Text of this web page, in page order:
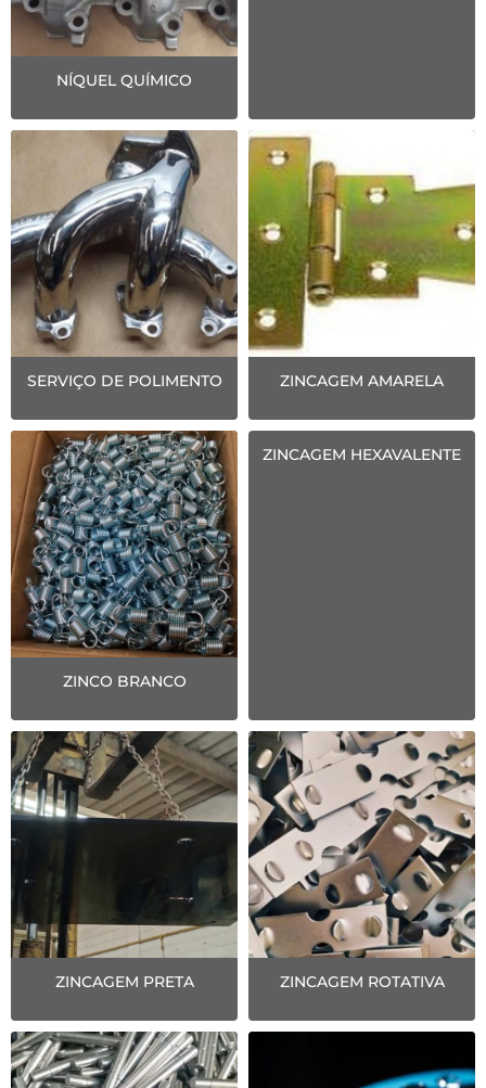
NÍQUEL QUÍMICO
SERVIÇO DE POLIMENTO ZINCAGEM AMARELA
ZINCO BRANCO
ZINCAGEM HEXAVALENTE
ZINCAGEM PRETA ZINCAGEM ROTATIVA